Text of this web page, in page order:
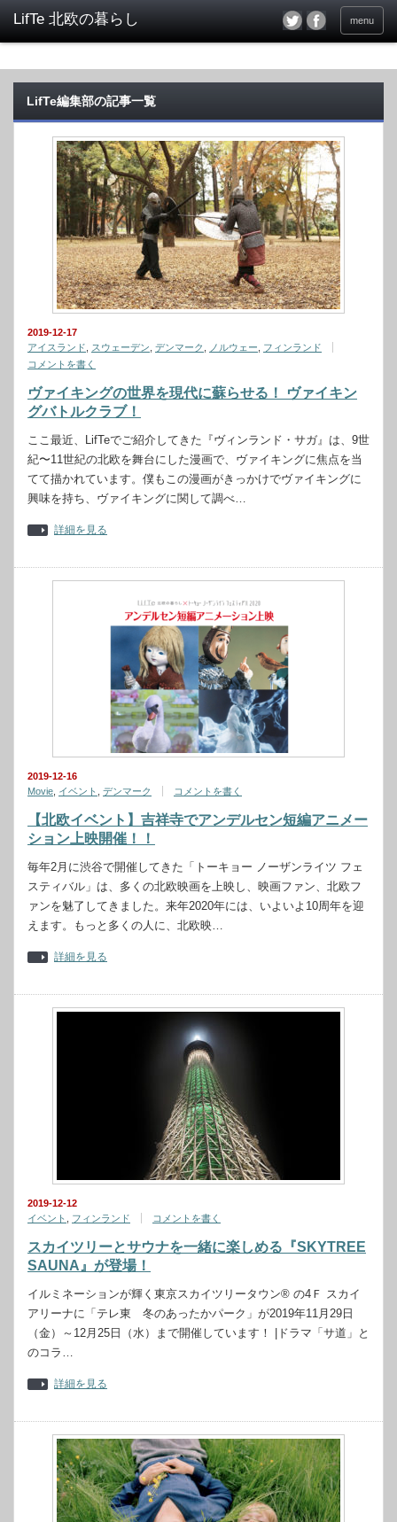
menu
LifTe編集部の記事一覧
2019-12-17
アイスランド
スウェーデン デンマーク ノルウェー
フィンランド
コメントを書く
ヴァイキングの世界を現代に蘇らせる！ ヴァイキン
グバトルクラブ！
ここ最近、LifTeでご紹介してきた『ヴィンランド・サガ』は、9世
紀〜11世紀の北欧を舞台にした漫画で、ヴァイキングに焦点を当
てて描かれています。僕もこの漫画がきっかけでヴァイキングに
興味を持ち、ヴァイキングに関して調べ…
詳細を見る
2019-12-16
Movie イベント デンマーク コメントを書く
【北欧イベント】吉祥寺でアンデルセン短編アニメー
ション上映開催！！
毎年2月に渋谷で開催してきた「トーキョー ノーザンライツ フェ
スティバル」は、多くの北欧映画を上映し、映画ファン、北欧フ
ァンを魅了してきました。来年2020年には、いよいよ10周年を迎
えます。もっと多くの人に、北欧映…
詳細を見る
2019-12-12
イベント
フィンランド コメントを書く
スカイツリーとサウナを一緒に楽しめる『SKYTREE
SAUNA』が登場！
イルミネーションが輝く東京スカイツリータウン® の4Ｆ スカイ
アリーナに「テレ東 冬のあったかパーク」が2019年11月29日
（金）～12月25日（水）まで開催しています！ |ドラマ「サ道」と
のコラ…
詳細を見る